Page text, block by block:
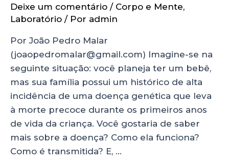
Deixe um comentário / Corpo e Mente,
Laboratório / Por admin
Por João Pedro Malar
(joaopedromalar@gmail.com) Imagine-se na
seguinte situação: você planeja ter um bebê,
mas sua família possui um histórico de alta
incidência de uma doença genética que leva
à morte precoce durante os primeiros anos
de vida da criança. Você gostaria de saber
mais sobre a doença? Como ela funciona?
Como é transmitida? E, …